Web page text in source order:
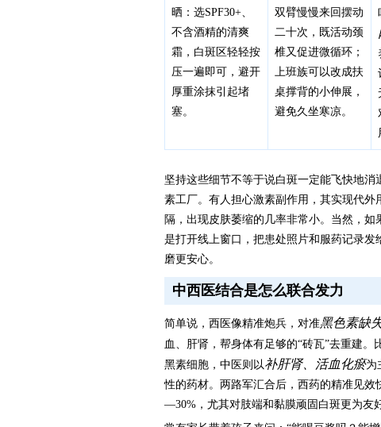
晒：选SPF30+、
不含酒精的清爽
霜，白斑区轻轻按
压一遍即可，避开
厚重涂抹引起堵
塞。
双臂慢慢来回摆动
二十次，既活动颈
椎又促进微循环；
上班族可以改成扶
桌撑背的小伸展，
避免久坐寒凉。
坚持这些细节不等于说白斑一定能飞快地
素工厂。有人担心激素副作用，其实现代
隔，出现皮肤萎缩的几率非常小。当然，
是打开线上窗口，把患处照片和服药记录
磨更安心。
中西医结合是怎么联合发力
简单说，西医像精准炮兵，对准黑色素缺
血、肝肾，帮身体有足够的“砖瓦”去重建。
黑素细胞，中医则以补肝肾、活血化瘀为
性的药材。两路军汇合后，西药的精准见
—30%，尤其对肢端和黏膜顽固白斑更为友